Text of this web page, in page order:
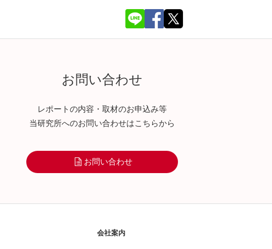
お問い合わせ
レポートの内容・取材のお申込み等
当研究所へのお問い合わせはこちらから
お問い合わせ
会社案内